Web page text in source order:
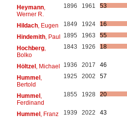
Heymann,
Werner R.
1896 1961 53
Hildach, Eugen 1849 1924
16
Hindemith, Paul 1895 1963
55
Hochberg,
Bolko
1843 1926 18
Höltzel, Michael 1936 2017
46
Hummel,
Bertold
1925 2002 57
Hummel,
Ferdinand
1855 1928 20
Hummel, Franz 1939 2022
43